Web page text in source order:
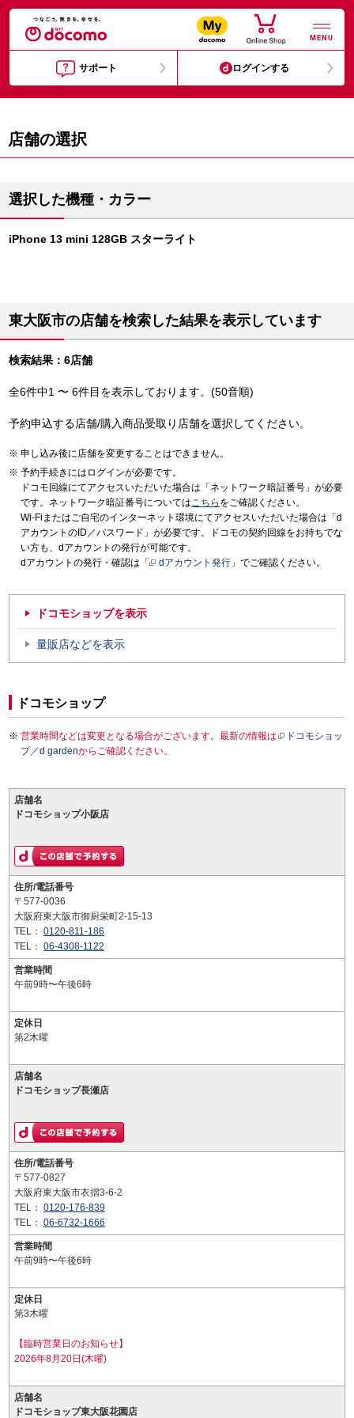
MENU
サポート ログインする
店舗の選択
選択した機種・カラー
iPhone 13 mini 128GB スターライト
東大阪市の店舗を検索した結果を表示しています
検索結果：6店舗
全6件中1 〜 6件目を表示しております。(50音順)
予約申込する店舗/購入商品受取り店舗を選択してください。
申し込み後に店舗を変更することはできません。
予約手続きにはログインが必要です。
ドコモ回線にてアクセスいただいた場合は「ネットワーク暗証番号」が必要
です。ネットワーク暗証番号についてはこちら をご確認ください。
Wi-Fiまたはご自宅のインターネット環境にてアクセスいただいた場合は「d
アカウントのID／パスワード」が必要です。ドコモの契約回線をお持ちでな
い方も、dアカウントの発行が可能です。
dアカウントの発行・確認は「
dアカウント発行 」でご確認ください。
ドコモショップを表示
量販店などを表示
ドコモショップ
営業時間などは変更となる場合がございます。最新の情報は
ドコモショッ
プ／d gardenからご確認ください。
店舗名
ドコモショップ小阪店
住所/電話番号
〒577-0036
大阪府東大阪市御厨栄町2-15-13
TEL： 0120-811-186
TEL： 06-4308-1122
営業時間
午前9時〜午後6時
定休日
第2木曜
店舗名
ドコモショップ長瀬店
住所/電話番号
〒577-0827
大阪府東大阪市衣摺3-6-2
TEL： 0120-176-839
TEL： 06-6732-1666
営業時間
午前9時〜午後6時
定休日
第3木曜
【臨時営業日のお知らせ】
2026年8月20日(木曜)
店舗名
ドコモショップ東大阪花園店